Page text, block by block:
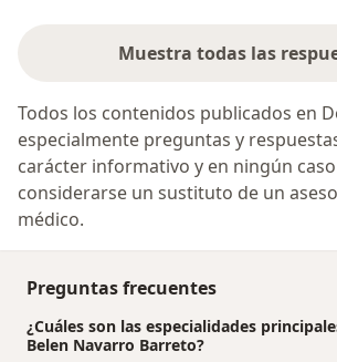
Muestra todas las
Todos los contenidos publicados en
especialmente preguntas y
carácter informativo y en ningún
considerarse un sustituto de un
médico.
Preguntas frecuentes
¿Cuáles son las especialidades
Belen Navarro Barreto?